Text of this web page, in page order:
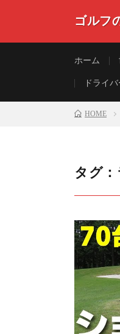
ゴルフ
ホーム
ドライバ
HOME
タグ